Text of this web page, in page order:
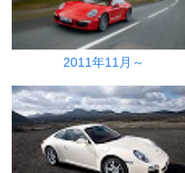
2011年11月～